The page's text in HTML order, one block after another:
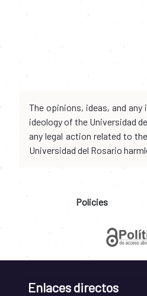
The opinions, ideas, and
ideology of the Universidad
any legal action related to
Universidad del Rosario
Policies
Enlaces directos